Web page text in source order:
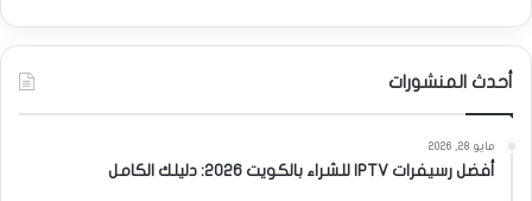
أحدث المنشورات
مايو 28, 2026
أفضل رسيفرات IPTV للشراء بالكويت 2026: دليلك الكامل